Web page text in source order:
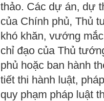
thảo. Các dự án, dự
của Chính phủ, Thủ
khó khăn, vướng
chỉ đạo của Thủ
phủ hoặc ban hành
tiết thi hành luật,
quy phạm pháp luật